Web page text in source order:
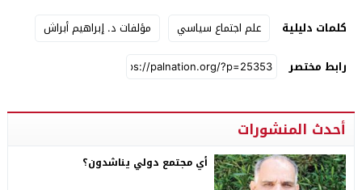
كلمات دليلية علم اجتماع سياسي
مؤلفات د. إبراهيم أبراش
رابط مختصر
أحدث المنشورات
أي مجتمع دولي يناشدون؟